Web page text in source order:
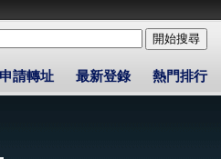
申請轉址 最新登錄 熱門排行